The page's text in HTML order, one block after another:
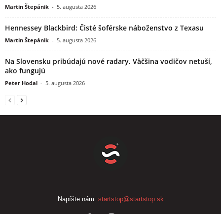
Martin Štepánik - 5. augusta 2026
Hennessey Blackbird: Čisté šoférske náboženstvo z Texasu
Martin Štepánik - 5. augusta 2026
Na Slovensku pribúdajú nové radary. Väčšina vodičov netuší,
ako fungujú
Peter Hodal - 5. augusta 2026
Napíšte nám: startstop@startstop.sk